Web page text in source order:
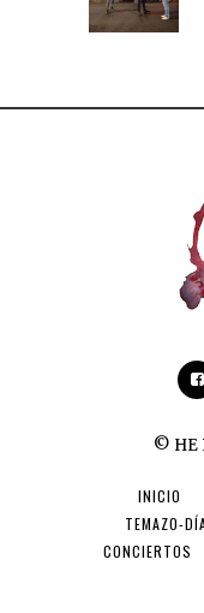
© HE
INICIO
TEMAZO-
CONCIERTOS